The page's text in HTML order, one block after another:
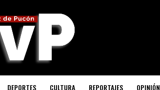
DEPORTES CULTURA REPORTAJES OPINIÓN